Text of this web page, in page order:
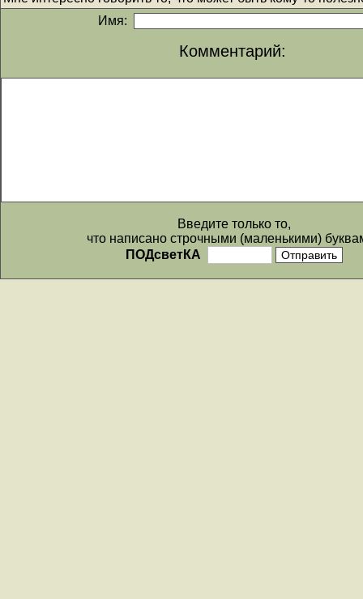
Имя:
Комментарий:
Введите только то,
что написано строчными (маленькими)
ПОДсветКА